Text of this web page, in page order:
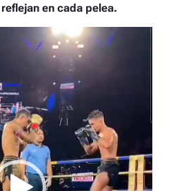
en cada pelea.